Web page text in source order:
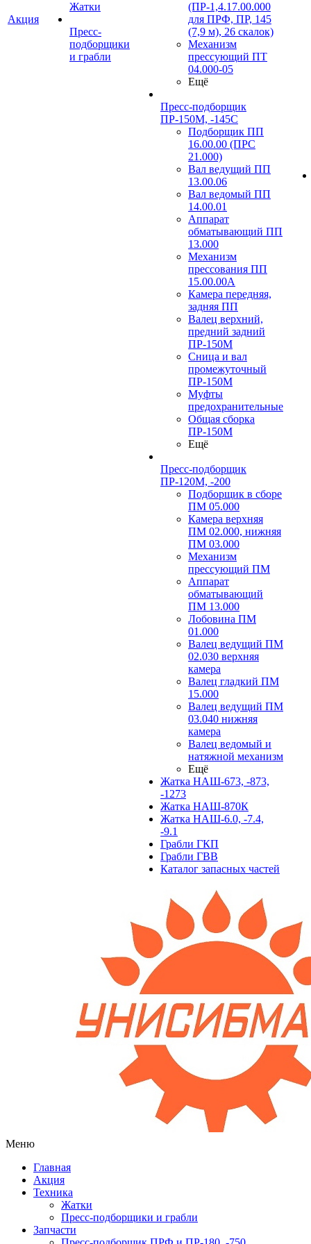
Акция
Жатки
Пресс-
подборщики
и грабли
(ПР-1,4.17.00.000
для ПРФ, ПР, 145
(7,9 м), 26 скалок)
Механизм
прессующий ПТ
04.000-05
Ещё
Пресс-подборщик
ПР-150М, -145С
Подборщик ПП
16.00.00 (ПРС
21.000)
Вал ведущий ПП
13.00.06
Вал ведомый ПП
14.00.01
Аппарат
обматывающий ПП
13.000
Механизм
прессования ПП
15.00.00А
Камера передняя,
задняя ПП
Валец верхний,
предний задний
ПР-150М
Сница и вал
промежуточный
ПР-150М
Муфты
предохранительные
Общая сборка
ПР-150М
Ещё
Пресс-подборщик
ПР-120М, -200
Подборщик в сборе
ПМ 05.000
Камера верхняя
ПМ 02.000, нижняя
ПМ 03.000
Механизм
прессующий ПМ
Аппарат
обматывающий
ПМ 13.000
Лобовина ПМ
01.000
Валец ведущий ПМ
02.030 верхняя
камера
Валец гладкий ПМ
15.000
Валец ведущий ПМ
03.040 нижняя
камера
Валец ведомый и
натяжной механизм
Ещё
Жатка НАШ-673, -873,
-1273
Жатка НАШ-870К
Жатка НАШ-6.0, -7.4,
-9.1
Грабли ГКП
Грабли ГВВ
Каталог запасных частей
Меню
Главная
Акция
Техника
Жатки
Пресс-подборщики и грабли
Запчасти